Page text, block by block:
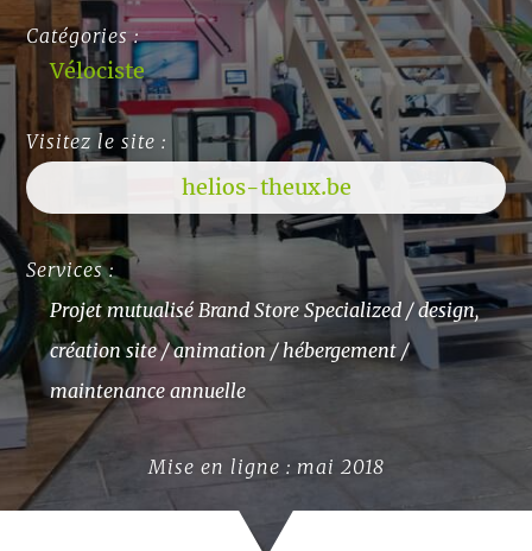
Catégories :
Vélociste
Visitez le site :
helios-theux.be
Services :
Projet mutualisé Brand Store Specialized / design,
création site / animation / hébergement /
maintenance annuelle
Mise en ligne : mai 2018